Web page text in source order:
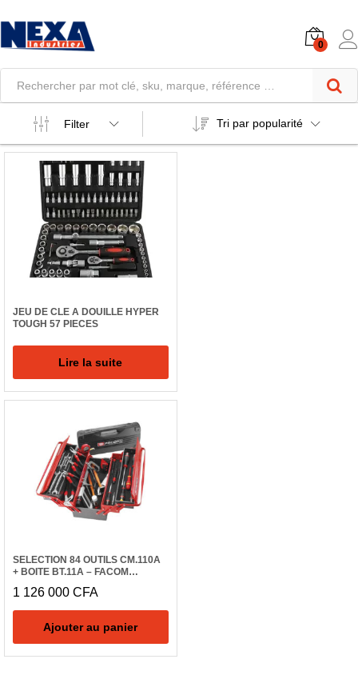
0
Filter Tri par popularité
JEU DE CLE A DOUILLE HYPER
TOUGH 57 PIECES
Lire la suite
SELECTION 84 OUTILS CM.110A
+ BOITE BT.11A – FACOM
1 126 000 CFA
Ajouter au panier